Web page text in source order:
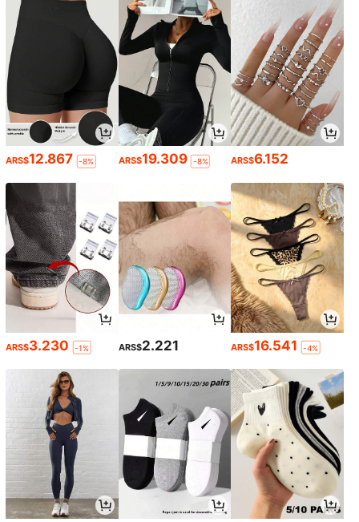
ARS$12.867 -8% ARS$19.309 -8% ARS$6.152
ARS$3.230 -1% ARS$2.221 ARS$16.541 -4%